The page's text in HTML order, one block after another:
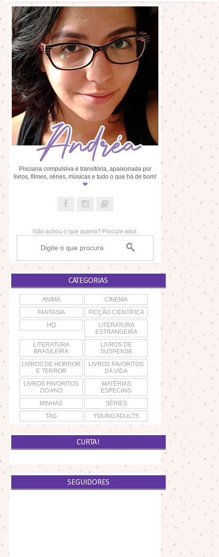
Pisciana compulsiva e transitória, apaixonada por
livros, filmes, séries, músicas e tudo o que há de bom!
❤
Não achou o que queria? Procure aqui.
CATEGORIAS
ANIMA
CINEMA
FANTASIA
FICÇÃO CIENTÍFICA
HQ
LITERATURA
ESTRANGEIRA
LITERATURA
BRASILEIRA
LIVROS DE
SUSPENSE
LIVROS DE HORROR
E TERROR
LIVROS FAVORITOS
DA VIDA
LIVROS FAVORITOS
DO ANO
MATÉRIAS
ESPECIAIS
MINHAS
SÉRIES
TAG
YOUNG ADULTS
CURTA!
SEGUIDORES